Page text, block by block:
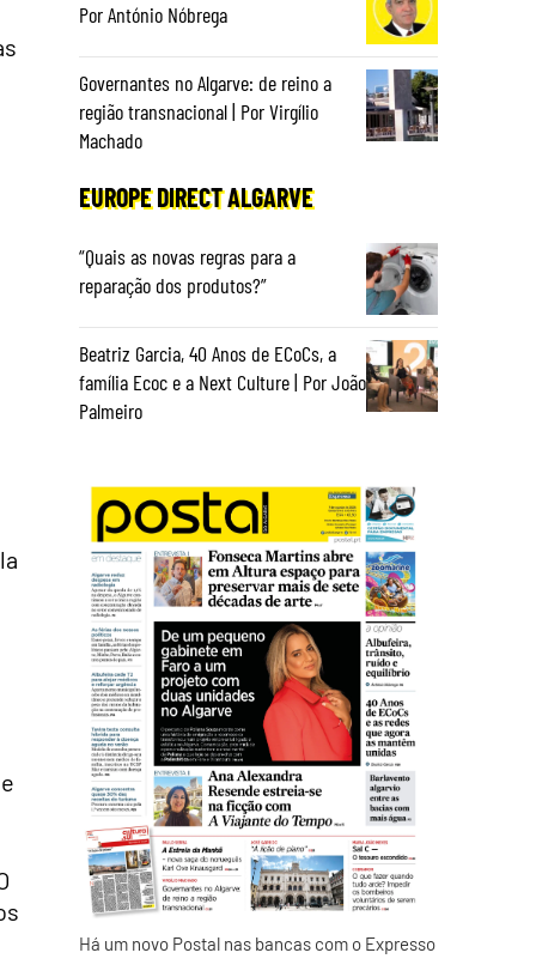
Por António Nóbrega
Governantes no Algarve: de reino a
região transnacional | Por Virgílio
Machado
EUROPE DIRECT ALGARVE
“Quais as novas regras para a
reparação dos produtos?”
Beatriz Garcia, 40 Anos de ECoCs, a
família Ecoc e a Next Culture | Por João
Palmeiro
Há um novo Postal nas bancas com o Expresso